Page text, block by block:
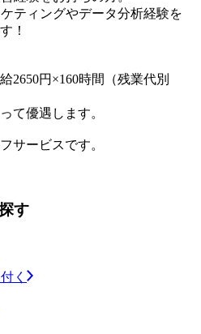
ケティングやデータ分析経験を
！
2650円×160時間（残業代別
て優遇します。
サービスです。
す
く